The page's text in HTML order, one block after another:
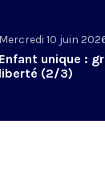
Mercredi 10 juin
Enfant unique :
liberté (2/3)